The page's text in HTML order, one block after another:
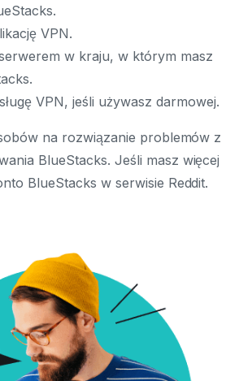
VPN.
w kraju, w którym masz
VPN, jeśli używasz darmowej.
na rozwiązanie problemów z
BlueStacks. Jeśli masz więcej
BlueStacks w serwisie Reddit.